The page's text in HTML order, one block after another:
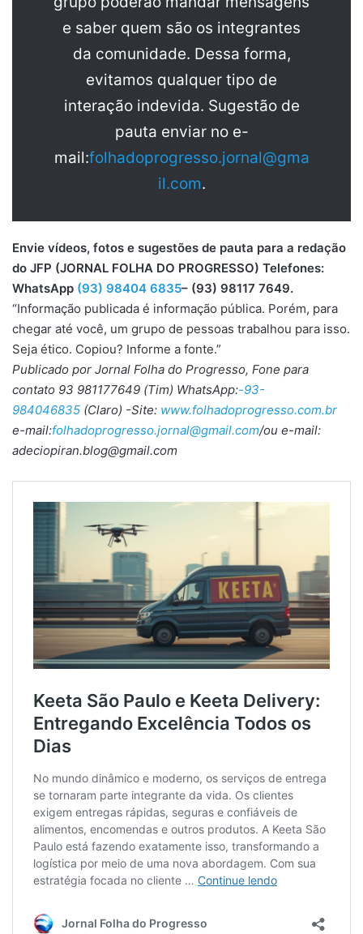
e saber quem são os integrantes
da comunidade. Dessa forma,
evitamos qualquer tipo de
interação indevida. Sugestão de
pauta enviar no e-
mail:folhadoprogresso.jornal@gma
il.com.
Envie vídeos, fotos e sugestões de pauta para a redação
do JFP (JORNAL FOLHA DO PROGRESSO) Telefones:
WhatsApp (93) 98404 6835– (93) 98117 7649.
“Informação publicada é informação pública. Porém, para
chegar até você, um grupo de pessoas trabalhou para isso.
Seja ético. Copiou? Informe a fonte.”
Publicado por Jornal Folha do Progresso, Fone para
contato 93 981177649 (Tim) WhatsApp:-93-
984046835 (Claro) -Site: www.folhadoprogresso.com.br
e-mail:folhadoprogresso.jornal@gmail.com/ou e-mail:
adeciopiran.blog@gmail.com